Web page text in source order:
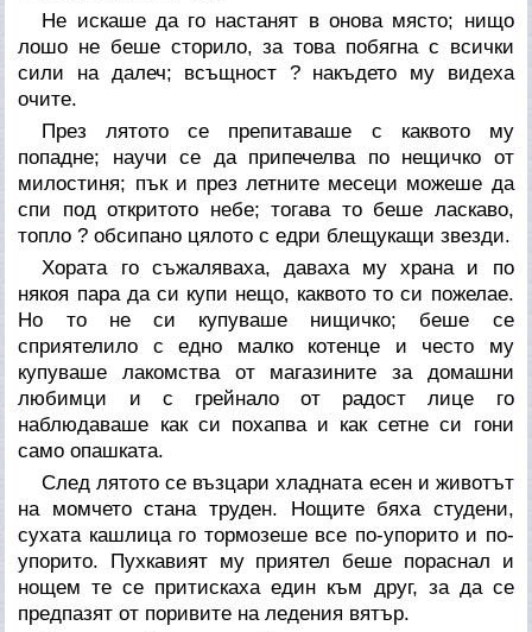
Не искаше да го настанят в онова място; нищо
лошо не беше сторило, за това побягна с всички
сили на далеч; всъщност ? накъдето му видеха
очите.
През лятото се препитаваше с каквото му
попадне; научи се да припечелва по нещичко от
милостиня; пък и през летните месеци можеше да
спи под откритото небе; тогава то беше ласкаво,
топло ? обсипано цялото с едри блещукащи звезди.
Хората го съжаляваха, даваха му храна и по
някоя пара да си купи нещо, каквото то си пожелае.
Но то не си купуваше нищичко; беше се
сприятелило с едно малко котенце и често му
купуваше лакомства от магазините за домашни
любимци и с грейнало от радост лице го
наблюдаваше как си похапва и как сетне си гони
само опашката.
След лятото се възцари хладната есен и животът
на момчето стана труден. Нощите бяха студени,
сухата кашлица го тормозеше все по-упорито и по-
упорито. Пухкавият му приятел беше пораснал и
нощем те се притискаха един към друг, за да се
предпазят от поривите на ледения вятър.